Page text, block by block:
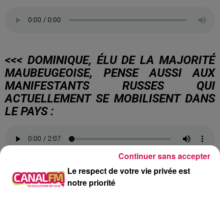
<<< DOMINIQUE, ÉLU DE LA MAJORITÉ
MAUBEUGEOISE, PENSE AUSSI AUX
MANIFESTANTS RUSSES QUI
ACTUELLEMENT SE MOBILISENT DANS
LE PAYS :
<<< RÉMI PAUVROS :Le respect de votre vie privée est
notre priorité
Continuer sans accepter